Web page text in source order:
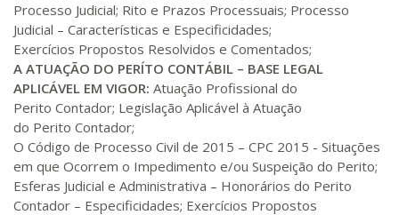
Processo Judicial; Rito e Prazos Processuais; Processo
Judicial – Características e Especificidades;
Exercícios Propostos Resolvidos e Comentados;
A ATUAÇÃO DO PERÍTO CONTÁBIL – BASE LEGAL
APLICÁVEL EM VIGOR: Atuação Profissional do
Perito Contador; Legislação Aplicável à Atuação
do Perito Contador;
O Código de Processo Civil de 2015 – CPC 2015 - Situações
em que Ocorrem o Impedimento e/ou Suspeição do Perito;
Esferas Judicial e Administrativa – Honorários do Perito
Contador – Especificidades; Exercícios Propostos